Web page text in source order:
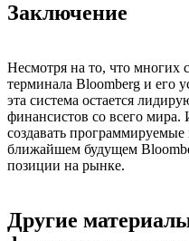
Заключение
Несмотря на то, что многих
терминала Bloomberg и его
эта система остается
финансистов со всего
создавать
ближайшем будущем
позиции на рынке.
Другие